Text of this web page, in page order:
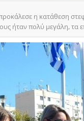
η κατάθεση
ήταν πολύ μεγάλη, τα